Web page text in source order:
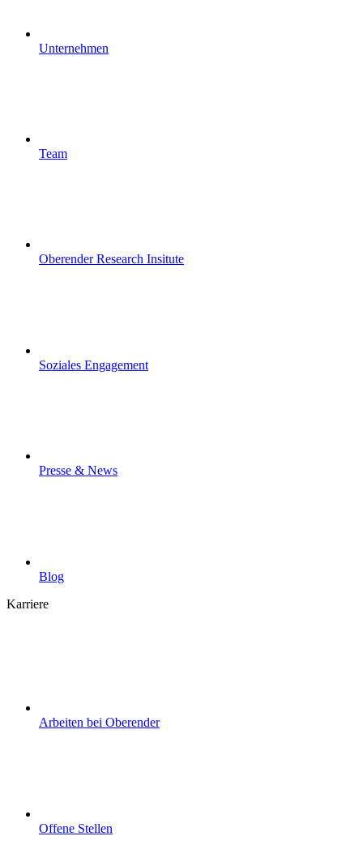
Unternehmen
Team
Oberender Research Insitute
Soziales Engagement
Presse & News
Blog
Karriere
Arbeiten bei Oberender
Offene Stellen